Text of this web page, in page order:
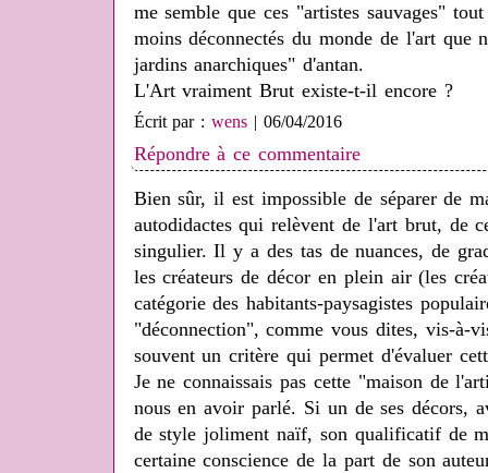
me semble que ces "artistes sauvages"
moins déconnectés du monde de l'art que
jardins anarchiques" d'antan.
L'Art vraiment Brut existe-t-il encore ?
Écrit par :wens | 06/04/2016
Répondre à ce commentaire
Bien sûr, il est impossible de séparer de
autodidactes qui relèvent de l'art brut, de
singulier. Il y a des tas de nuances, de
les créateurs de décor en plein air (les
catégorie des habitants-paysagistes
"déconnection", comme vous dites, vis-à-
souvent un critère qui permet d'évaluer
Je ne connaissais pas cette "maison de
nous en avoir parlé. Si un de ses décors,
de style joliment naïf, son qualificatif de
certaine conscience de la part de son